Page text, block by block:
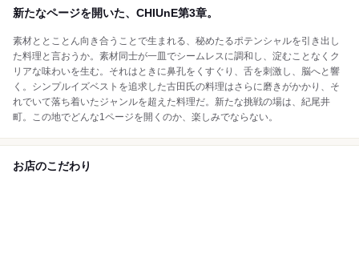
新たなページを開いた、CHIUnE第3章。
素材ととことん向き合うことで生まれる、秘めたるポテンシャルを引き出し
た料理と言おうか。素材同士が一皿でシームレスに調和し、淀むことなくク
リアな味わいを生む。それはときに鼻孔をくすぐり、舌を刺激し、脳へと響
く。シンプルイズベストを追求した古田氏の料理はさらに磨きがかかり、そ
れでいて落ち着いたジャンルを超えた料理だ。新たな挑戦の場は、紀尾井
町。この地でどんな1ページを開くのか、楽しみでならない。
お店のこだわり